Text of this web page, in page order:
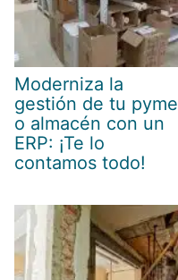
Moderniza la
gestión de tu pyme
o almacén con un
ERP: ¡Te lo
contamos todo!